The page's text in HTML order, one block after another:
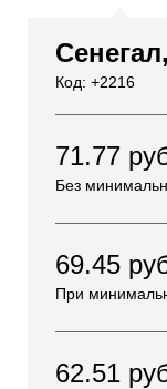
Код: +2216
71.77
Без
69.45
При
62.51